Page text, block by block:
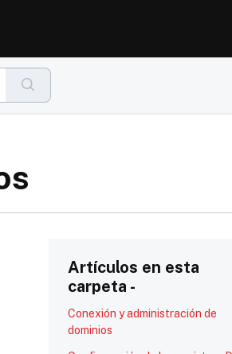
Artículos en esta
carpeta -
Conexión y administración de
dominios